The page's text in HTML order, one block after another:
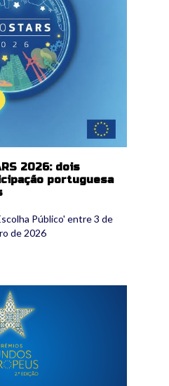
2026: dois
portuguesa
Público' entre 3 de
de 2026